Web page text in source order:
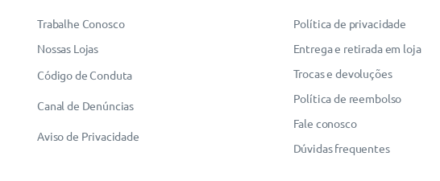
Trabalhe Conosco
Nossas Lojas
Código de Conduta
Canal de Denúncias
Aviso de Privacidade
Política de privacidade
Entrega e retirada em loja
Trocas e devoluções
Política de reembolso
Fale conosco
Dúvidas frequentes